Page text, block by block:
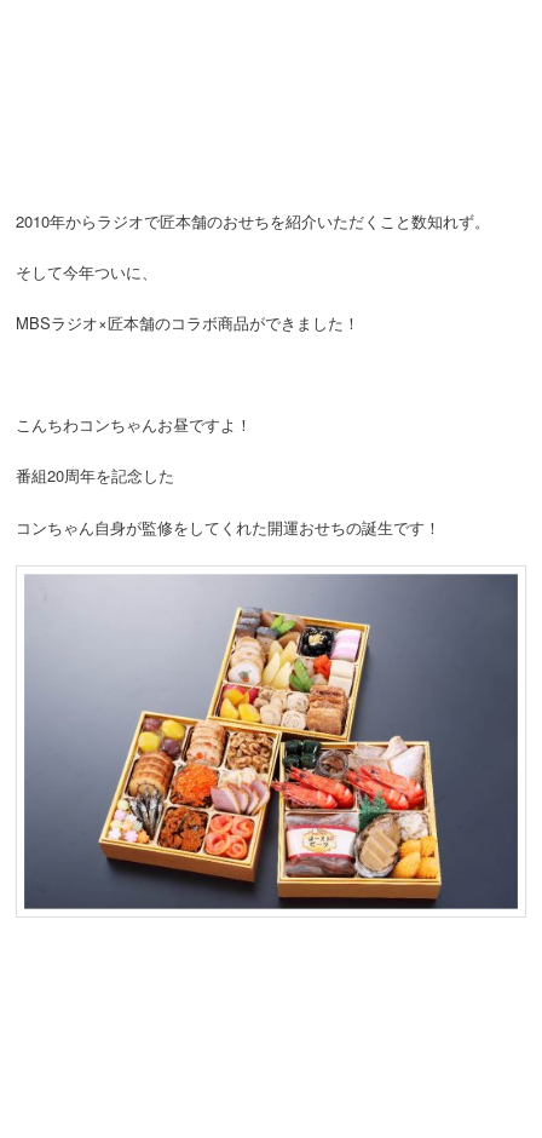
2010年からラジオで匠本舗のおせちを紹介いただくこと数知れず。
そして今年ついに、
MBSラジオ×匠本舗のコラボ商品ができました！
こんちわコンちゃんお昼ですよ！
番組20周年を記念した
コンちゃん自身が監修をしてくれた開運おせちの誕生です！